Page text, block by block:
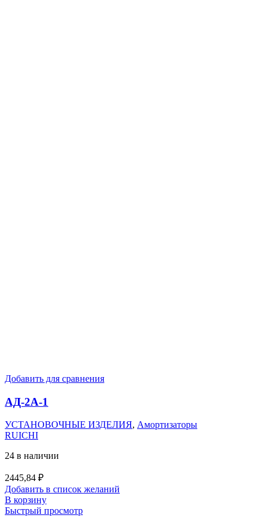
Добавить для сравнения
АД-2А-1
УСТАНОВОЧНЫЕ ИЗДЕЛИЯ, Амортизаторы
RUICHI
24 в наличии
2445,84 ₽
Добавить в список желаний
В корзину
Быстрый просмотр